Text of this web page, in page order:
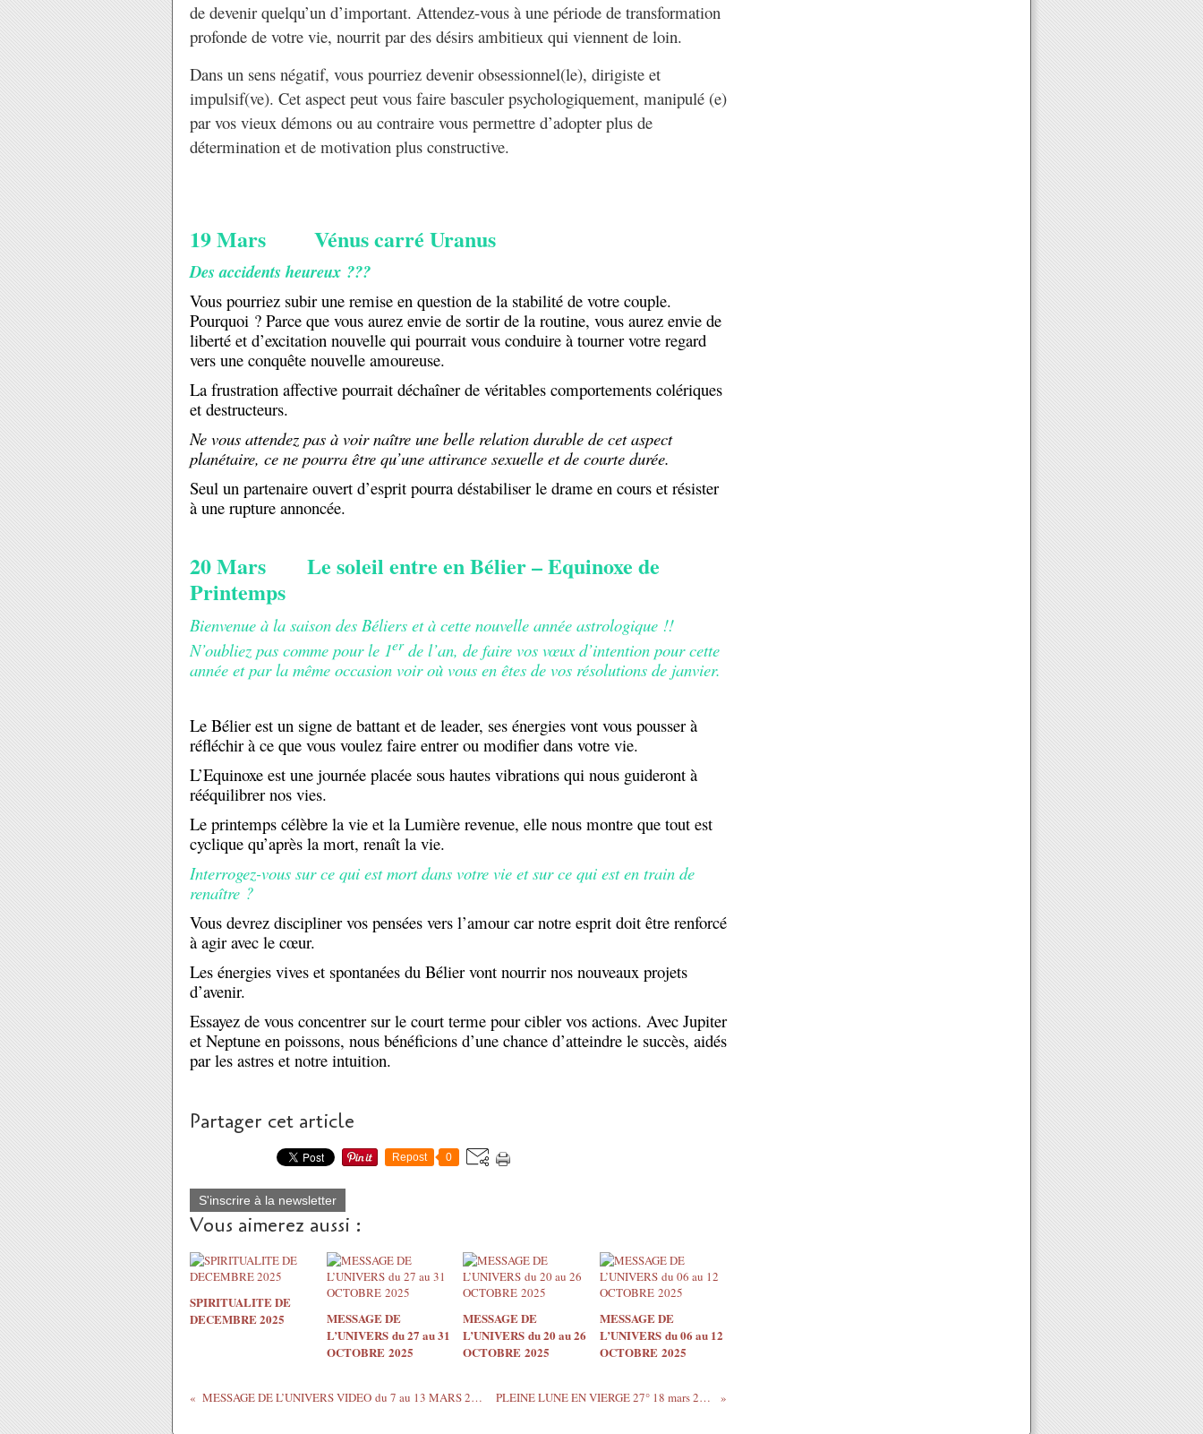
de devenir quelqu’un d’important. Attendez-vous à une période de transformation
profonde de votre vie, nourrit par des désirs ambitieux qui viennent de loin.
Dans un sens négatif, vous pourriez devenir obsessionnel(le), dirigiste et
impulsif(ve). Cet aspect peut vous faire basculer psychologiquement, manipulé (e)
par vos vieux démons ou au contraire vous permettre d’adopter plus de
détermination et de motivation plus constructive.
19 Mars Vénus carré Uranus
Des accidents heureux ???
Vous pourriez subir une remise en question de la stabilité de votre couple.
Pourquoi ? Parce que vous aurez envie de sortir de la routine, vous aurez envie de
liberté et d’excitation nouvelle qui pourrait vous conduire à tourner votre regard
vers une conquête nouvelle amoureuse.
La frustration affective pourrait déchaîner de véritables comportements colériques
et destructeurs.
Ne vous attendez pas à voir naître une belle relation durable de cet aspect
planétaire, ce ne pourra être qu’une attirance sexuelle et de courte durée.
Seul un partenaire ouvert d’esprit pourra déstabiliser le drame en cours et résister
à une rupture annoncée.
20 Mars Le soleil entre en Bélier – Equinoxe de
Printemps
Bienvenue à la saison des Béliers et à cette nouvelle année astrologique !!
N’oubliez pas comme pour le 1erde l’an, de faire vos vœux d’intention pour cette
année et par la même occasion voir où vous en êtes de vos résolutions de janvier.
Le Bélier est un signe de battant et de leader, ses énergies vont vous pousser à
réfléchir à ce que vous voulez faire entrer ou modifier dans votre vie.
L’Equinoxe est une journée placée sous hautes vibrations qui nous guideront à
rééquilibrer nos vies.
Le printemps célèbre la vie et la Lumière revenue, elle nous montre que tout est
cyclique qu’après la mort, renaît la vie.
Interrogez-vous sur ce qui est mort dans votre vie et sur ce qui est en train de
renaître ?
Vous devrez discipliner vos pensées vers l’amour car notre esprit doit être renforcé
à agir avec le cœur.
Les énergies vives et spontanées du Bélier vont nourrir nos nouveaux projets
d’avenir.
Essayez de vous concentrer sur le court terme pour cibler vos actions. Avec Jupiter
et Neptune en poissons, nous bénéficions d’une chance d’atteindre le succès, aidés
par les astres et notre intuition.
Partager cet article
Repost 0
S'inscrire à la newsletter
Vous aimerez aussi :
SPIRITUALITE DE
DECEMBRE 2025
MESSAGE DE
L’UNIVERS du 27 au 31
OCTOBRE 2025
MESSAGE DE
L’UNIVERS du 20 au 26
OCTOBRE 2025
MESSAGE DE
L’UNIVERS du 06 au 12
OCTOBRE 2025
MESSAGE DE L’UNIVERS VIDEO du 7 au 13 MARS 2022 PLEINE LUNE EN VIERGE 27° 18 mars 2022